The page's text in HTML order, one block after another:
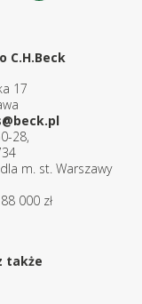
C.H.Beck
17
28,
m. st. Warszawy
000 zł
także